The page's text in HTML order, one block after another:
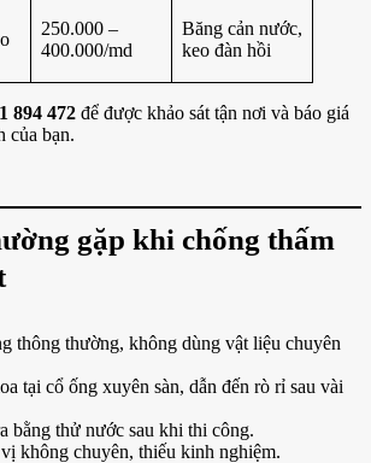
250.000 –
400.000/md
Băng cản nước,
keo đàn hồi
894 472 để được khảo sát tận nơi và báo giá
của bạn.
gặp khi chống thấm
thông thường, không dùng vật liệu chuyên
tại cổ ống xuyên sàn, dẫn đến rò rỉ sau vài
bằng thử nước sau khi thi công.
không chuyên, thiếu kinh nghiệm.